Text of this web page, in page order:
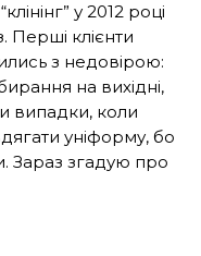
у 2012 році
Перші клієнти
з недовірою:
на вихідні,
випадки, коли
уніформу, бо
Зараз згадую про